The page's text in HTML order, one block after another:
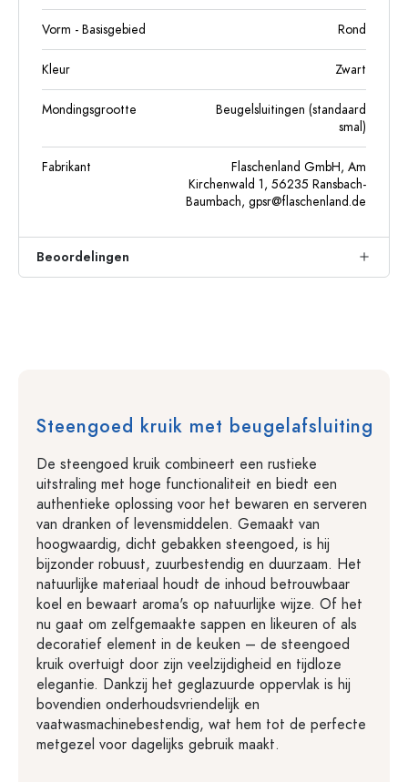
Vorm - Basisgebied Rond
Kleur Zwart
Mondingsgrootte
Beugelsluitingen (standaard
smal)
Fabrikant
Flaschenland GmbH, Am
Kirchenwald 1, 56235 Ransbach-
Baumbach, gpsr@flaschenland.de
Beoordelingen
Steengoed kruik met beugelafsluiting
De steengoed kruik combineert een rustieke
uitstraling met hoge functionaliteit en biedt een
authentieke oplossing voor het bewaren en serveren
van dranken of levensmiddelen. Gemaakt van
hoogwaardig, dicht gebakken steengoed, is hij
bijzonder robuust, zuurbestendig en duurzaam. Het
natuurlijke materiaal houdt de inhoud betrouwbaar
koel en bewaart aroma's op natuurlijke wijze. Of het
nu gaat om zelfgemaakte sappen en likeuren of als
decoratief element in de keuken – de steengoed
kruik overtuigt door zijn veelzijdigheid en tijdloze
elegantie. Dankzij het geglazuurde oppervlak is hij
bovendien onderhoudsvriendelijk en
vaatwasmachinebestendig, wat hem tot de perfecte
metgezel voor dagelijks gebruik maakt.